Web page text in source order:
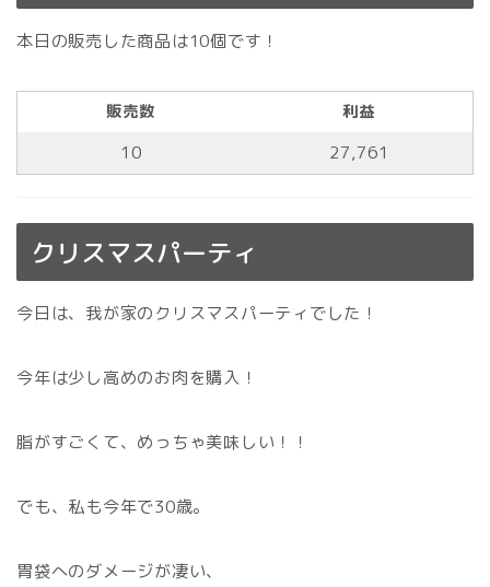
本日の販売した商品は10個です！
販売数 利益
10 27,761
クリスマスパーティ
今日は、我が家のクリスマスパーティでした！
今年は少し高めのお肉を購入！
脂がすごくて、めっちゃ美味しい！！
でも、私も今年で30歳。
胃袋へのダメージが凄い、